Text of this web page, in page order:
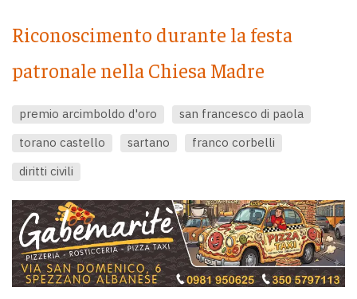
Riconoscimento durante la festa
patronale nella Chiesa Madre
premio arcimboldo d'oro
san francesco di paola
torano castello
sartano
franco corbelli
diritti civili